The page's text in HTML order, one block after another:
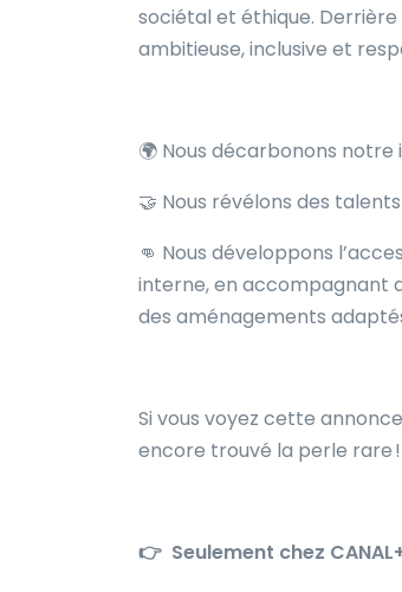
sociétal et éthique.
ambitieuse, inclusive et
🌍 Nous décarbonons notre
🤝 Nous révélons des
👊 Nous développons
interne, en accompagnant
des aménagements
Si vous voyez cette
encore trouvé la perle rare !
👉 Seulement chez